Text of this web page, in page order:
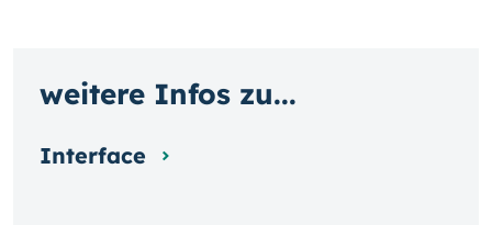
weitere Infos zu...
Interface